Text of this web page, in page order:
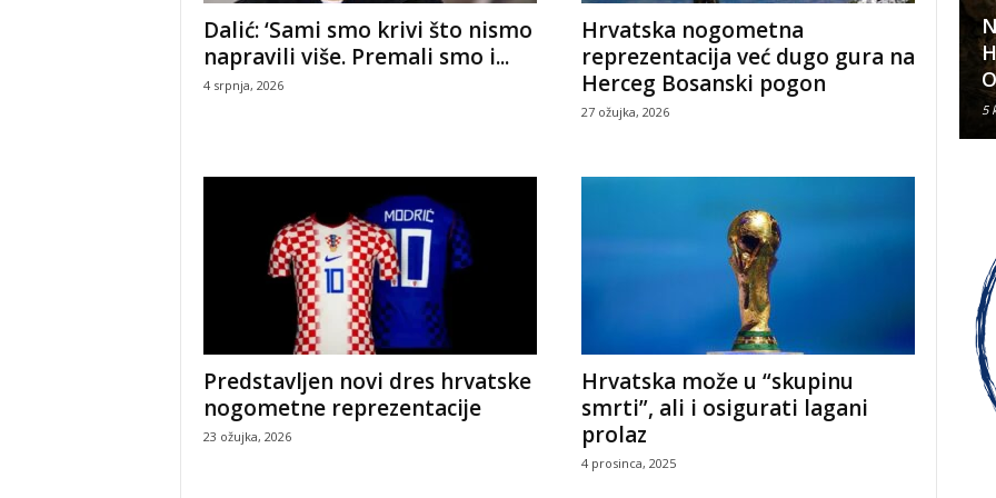
Dalić: ‘Sami smo krivi što nismo
napravili više. Premali smo i...
4 srpnja, 2026
Hrvatska nogometna
reprezentacija već dugo gura na
Herceg Bosanski pogon
27 ožujka, 2026
Predstavljen novi dres hrvatske
nogometne reprezentacije
23 ožujka, 2026
Hrvatska može u “skupinu
smrti”, ali i osigurati lagani
prolaz
4 prosinca, 2025
Klavirski recital Olivera Kerna
u sklopu ARDEA 2026.
6 kolovoza, 2026 5